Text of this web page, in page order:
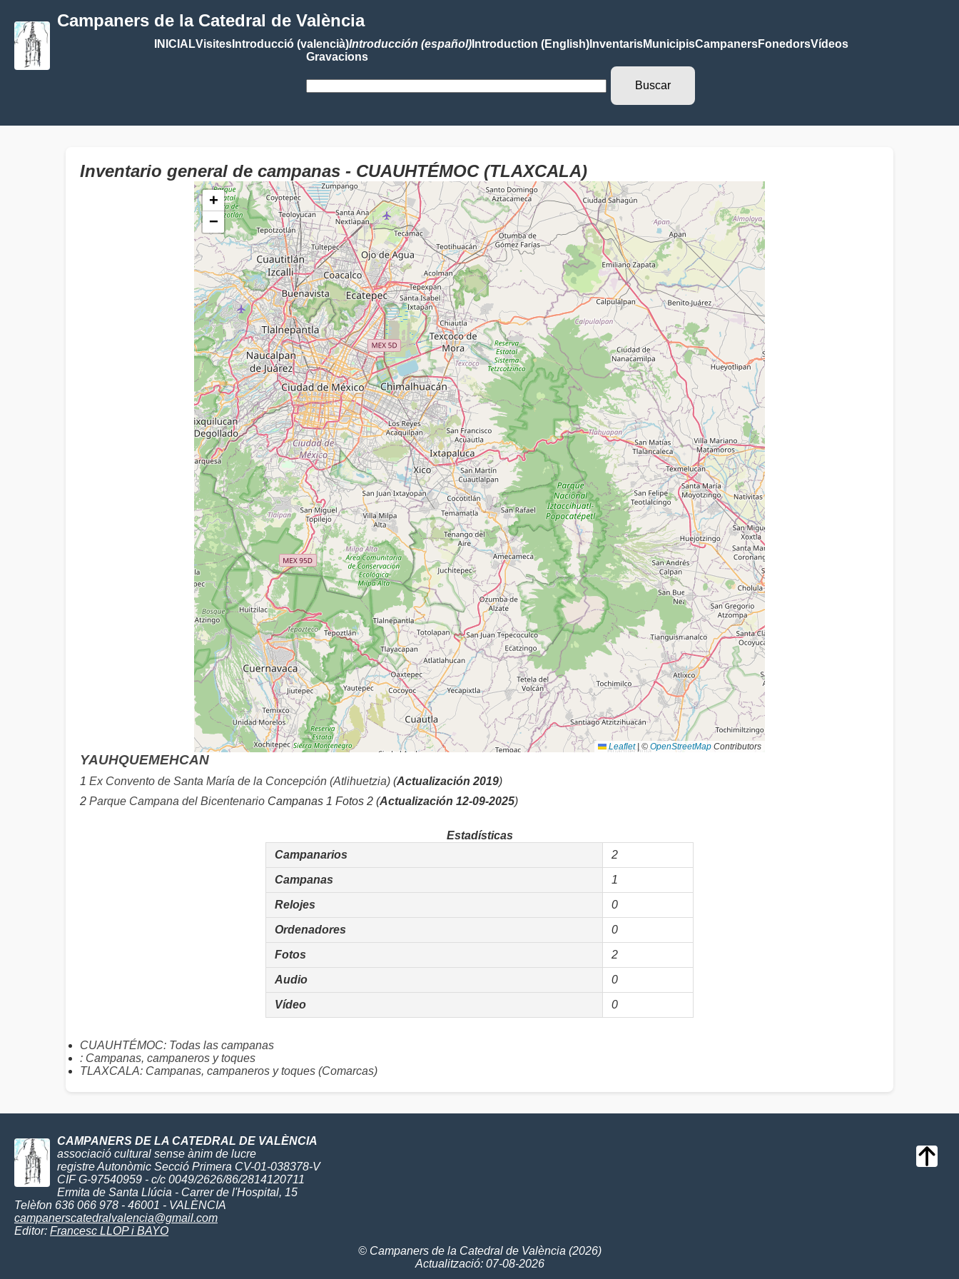
Campaners de la Catedral de València
INICIALVisitesIntroducció (valencià)Introducción (español)Introduction (English)InventarisMunicipisCampanersFonedorsVídeos
Gravacions
Inventario general de campanas - CUAUHTÉMOC (TLAXCALA)
+
−
Leaflet © OpenStreetMap Contributors
YAUHQUEMEHCAN
1 Ex Convento de Santa María de la Concepción (Atlihuetzia) (Actualización 2019)
2 Parque Campana del Bicentenario Campanas 1 Fotos 2 (Actualización 12-09-2025)
Estadísticas
Campanarios
2
Campanas 1
Relojes 0
Ordenadores 0
Fotos 2
Audio 0
Vídeo 0
CUAUHTÉMOC: Todas las campanas
: Campanas, campaneros y toques
TLAXCALA: Campanas, campaneros y toques (Comarcas)
CAMPANERS DE LA CATEDRAL DE VALÈNCIA
associació cultural sense ànim de lucre
registre Autonòmic Secció Primera CV-01-038378-V
CIF G-97540959 - c/c 0049/2626/86/2814120711
Ermita de Santa Llúcia - Carrer de l'Hospital, 15
Telèfon 636 066 978 - 46001 - VALÈNCIA
campanerscatedralvalencia@gmail.com
Editor: Francesc LLOP i BAYO
© Campaners de la Catedral de València (2026)
Actualització: 07-08-2026